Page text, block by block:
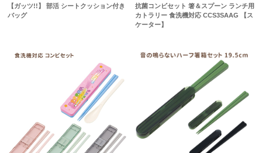
【ガッツ!!】 部活 シートクッション付き
バッグ
抗菌コンビセット 箸＆スプーン ランチ用
カトラリー 食洗機対応 CCS3SAAG 【ス
ケーター】